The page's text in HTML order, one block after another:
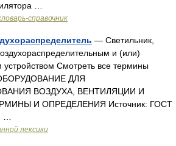
…
справочник
— Светильник,
и (или)
устройством Смотреть все термины
ДЛЯ
ВОЗДУХА, ВЕНТИЛЯЦИИ И
И ОПРЕДЕЛЕНИЯ Источник: ГОСТ
…
лексики